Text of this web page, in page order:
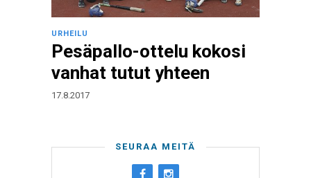
URHEILU
Pesäpallo-ottelu kokosi
vanhat tutut yhteen
17.8.2017
SEURAA MEITÄ